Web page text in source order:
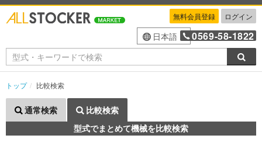
無料会員登録 ログイン
日本語 0569-58-1822
トップ 比較検索
通常検索
比較検索
型式でまとめて機械を比較検索